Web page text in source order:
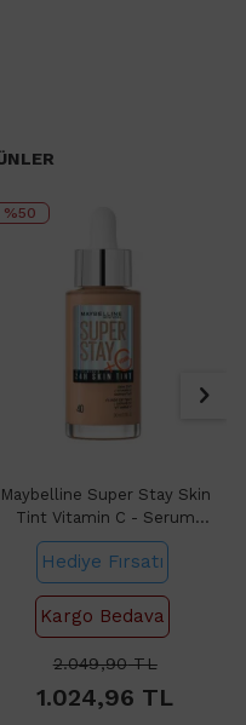
%50
Maybelline Super Stay Skin
Tint Vitamin C - Serum
Fondöten No: 40
Hediye Fırsatı
Kargo Bedava
2.049,90TL
1.024,96 TL